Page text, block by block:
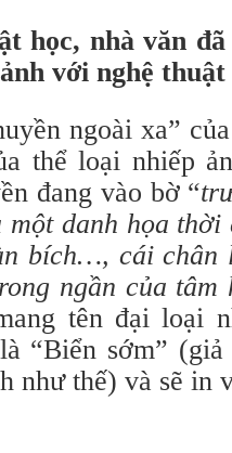
học, nhà văn
với nghệ
ngoài xa”
thể loại nhiếp
đang vào bờ “
một danh họa
bích…, cái chân
ngần của tâm
tên đại loại
“Biển sớm”
như thế) và sẽ in